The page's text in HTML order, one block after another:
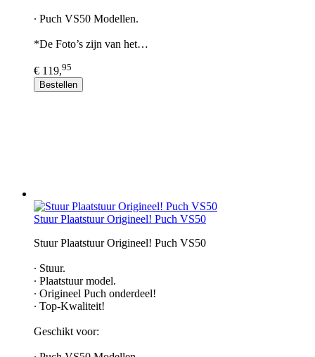
∙ Puch VS50 Modellen.
*De Foto’s zijn van het…
€ 119,95
Bestellen
Stuur Plaatstuur Origineel! Puch VS50
Stuur Plaatstuur Origineel! Puch VS50
∙ Stuur.
∙ Plaatstuur model.
∙ Origineel Puch onderdeel!
∙ Top-Kwaliteit!
Geschikt voor: